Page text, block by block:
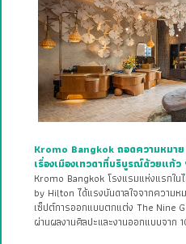
Kromo Bangkok ถอดความหมาย
เรื่องเมืองเทวดาที่บริบูรณ์ด้วยแก้ว
Kromo Bangkok โรงแรมแห่งแรกใ
by Hilton ได้แรงบันดาลใจจากความ
เซ็ปต์การออกแบบตกแต่ง The Nine
ผ่านผลงานศิลปะและงานออกแบบจาก